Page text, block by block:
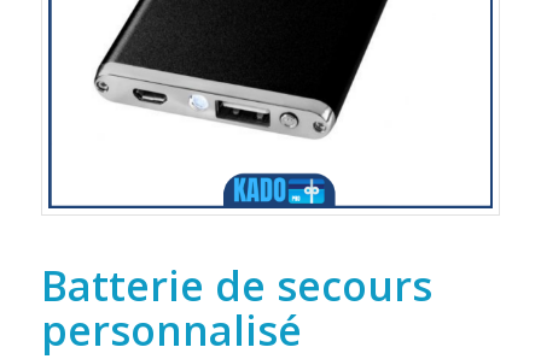
Batterie de secours
personnalisé